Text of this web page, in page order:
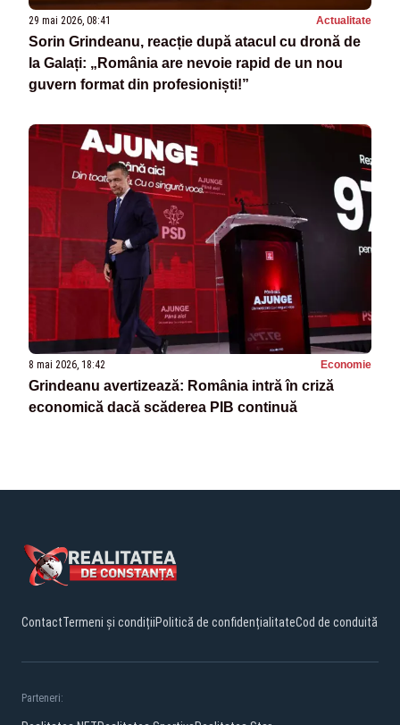
29 mai 2026, 08:41 Actualitate
Sorin Grindeanu, reacție după atacul cu dronă de
la Galați: „România are nevoie rapid de un nou
guvern format din profesioniști!”
8 mai 2026, 18:42 Economie
Grindeanu avertizează: România intră în criză
economică dacă scăderea PIB continuă
ContactTermeni și condițiiPolitică de confidențialitateCod de conduită
Parteneri: